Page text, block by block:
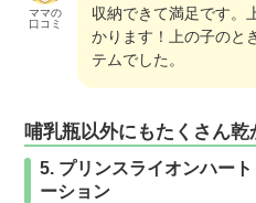
ママの
口コミ
収納できて満足です。
かります！上の子のと
テムでした。
哺乳瓶以外にもたくさん乾
5. プリンスライオンハー
ーション